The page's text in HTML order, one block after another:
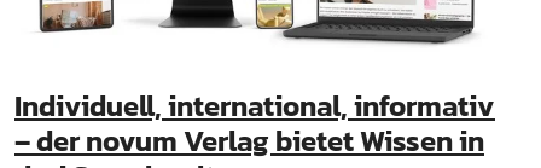
Individuell, international, informativ
– der novum Verlag bietet Wissen in